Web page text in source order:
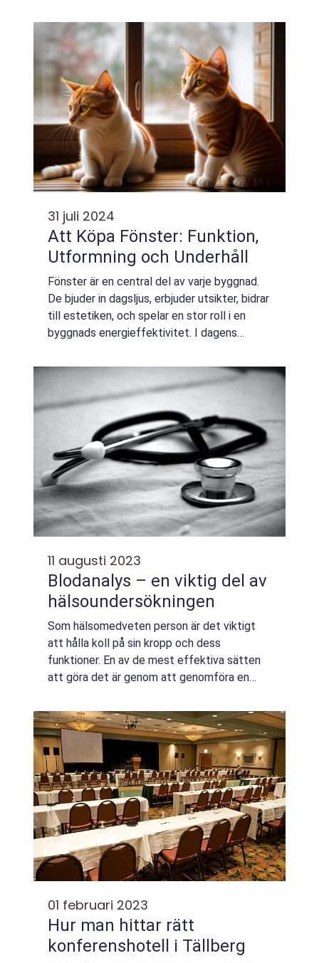
implementera kontrastmarkeringar.
Kontrastmarkeri...
31 juli 2024
Att Köpa Fönster: Funktion,
Utformning och Underhåll
Fönster är en central del av varje byggnad.
De bjuder in dagsljus, erbjuder utsikter, bidrar
till estetiken, och spelar en stor roll i en
byggnads energieffektivitet. I dagens
funktion lika vikt...
11 augusti 2023
Blodanalys – en viktig del av
hälsoundersökningen
Som hälsomedveten person är det viktigt
att hålla koll på sin kropp och dess
funktioner. En av de mest effektiva sätten
att göra det är genom att genomföra en
man up...
01 februari 2023
Hur man hittar rätt
konferenshotell i Tällberg